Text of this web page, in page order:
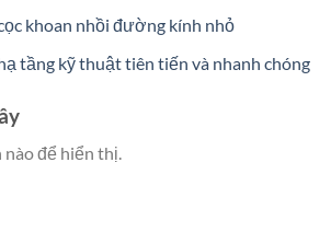
khoan nhồi đường kính nhỏ
tầng kỹ thuật tiên tiến và nhanh chóng
nào để hiển thị.